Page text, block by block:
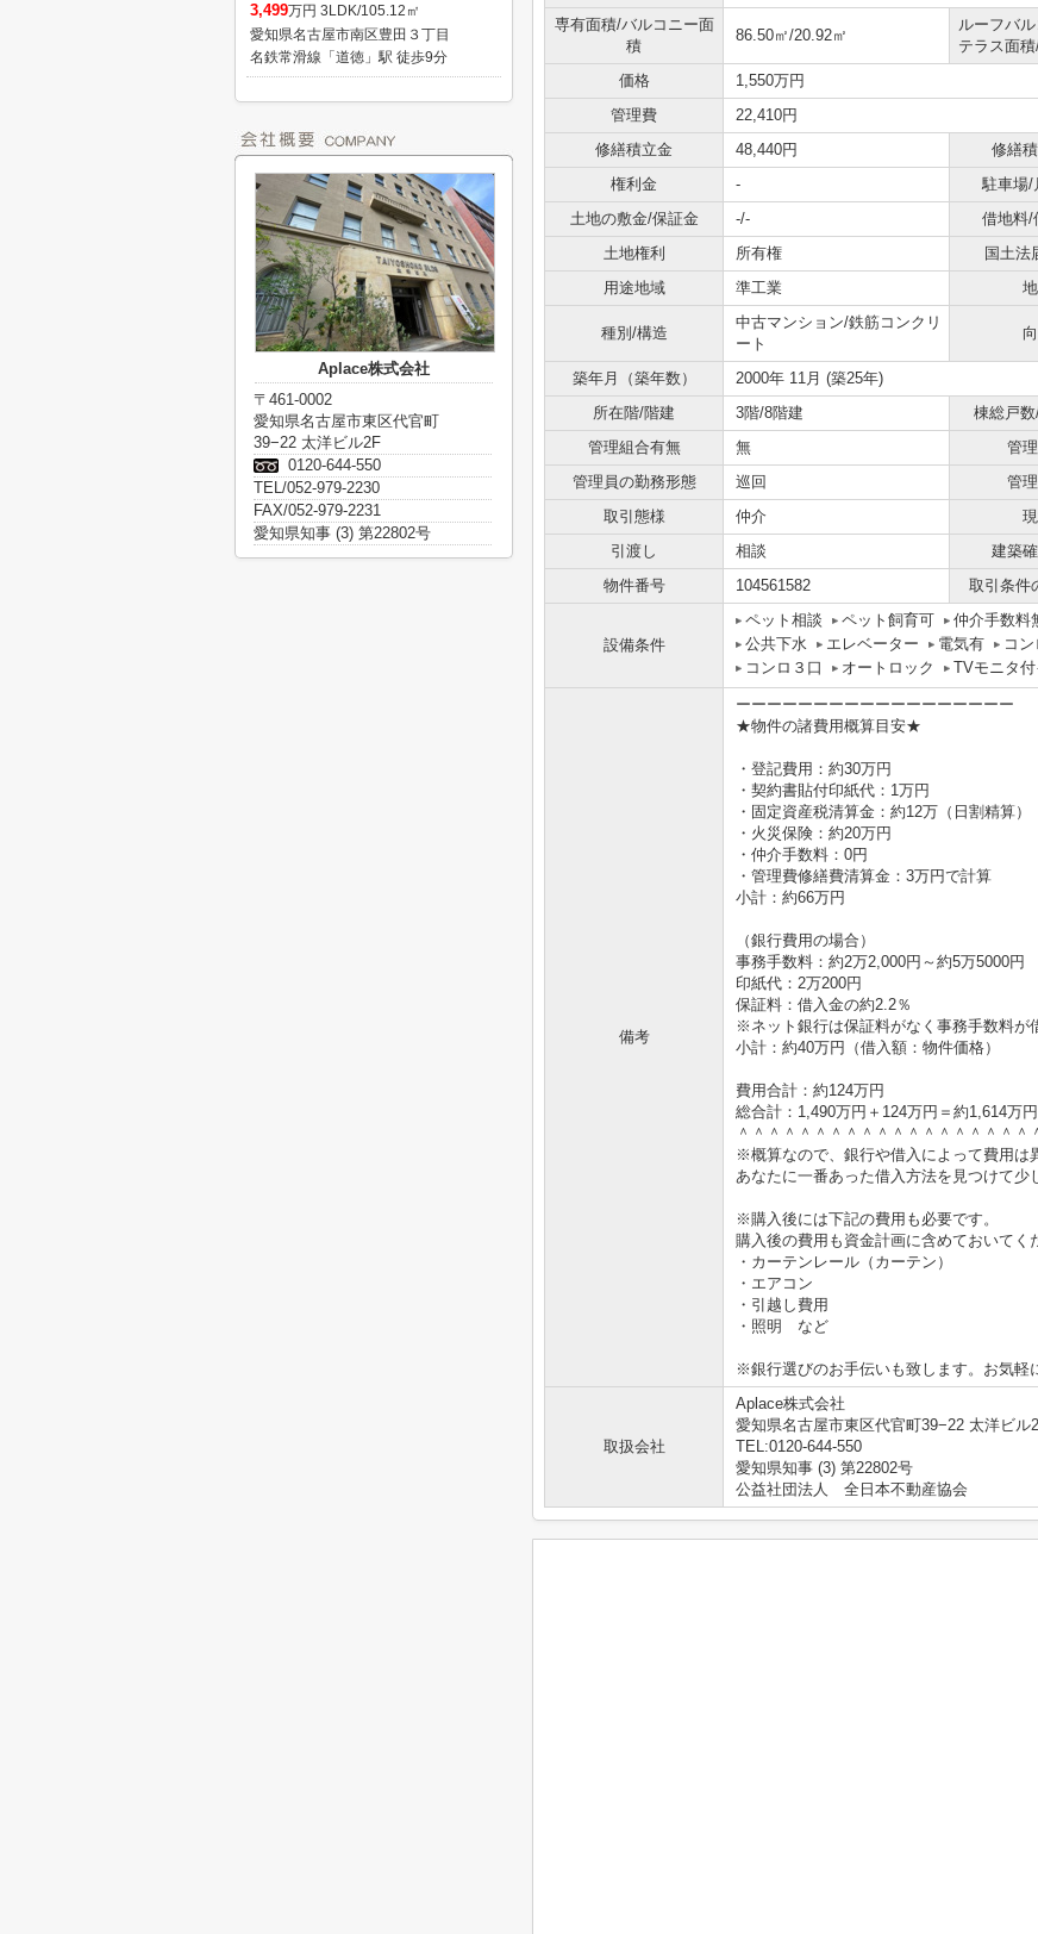
専有面積/バルコニー面
積
86.50㎡/20.92㎡
ルーフバ
テラス面
価格
1,550万円
管理費
22,410円
修繕積立金
48,440円 修繕
権利金
- 駐車場/
土地の敷金/保証金
-/- 借地料/
土地権利
所有権 国土法
用途地域
準工業
種別/構造
中古マンション/鉄筋コンクリ
ート
築年月（築年数）
2000年 11月 (築25年)
所在階/階建
3階/8階建 棟総戸
管理組合有無
無 管
管理員の勤務形態
巡回 管
取引態様
仲介
引渡し
相談 建築
物件番号
104561582 取引条件
設備条件
ペット相談 ペット飼育可 仲介手数料
公共下水
エレベーター 電気有 コ
コンロ３口
オートロック TVモニタ
備考
ーーーーーーーーーーーーーーーーーー
★物件の諸費用概算目安★
・登記費用：約30万円
・契約書貼付印紙代：1万円
・固定資産税清算金：約12万（日割精算）
・火災保険：約20万円
・仲介手数料：0円
・管理費修繕費清算金：3万円で計算
小計：約66万円
（銀行費用の場合）
事務手数料：約2万2,000円～約5万5000円
印紙代：2万200円
保証料：借入金の約2.2％
※ネット銀行は保証料がなく事務手数料が
小計：約40万円（借入額：物件価格）
費用合計：約124万円
総合計：1,490万円＋124万円＝約1,614万
＾＾＾＾＾＾＾＾＾＾＾＾＾＾＾＾＾＾＾
※概算なので、銀行や借入によって費用は
あなたに一番あった借入方法を見つけて少
※購入後には下記の費用も必要です。
購入後の費用も資金計画に含めておいてく
・カーテンレール（カーテン）
・エアコン
・引越し費用
・照明 など
※銀行選びのお手伝いも致します。お気軽
取扱会社
Aplace株式会社
愛知県名古屋市東区代官町39−22 太洋ビル
TEL:0120-644-550
愛知県知事 (3) 第22802号
公益社団法人 全日本不動産協会
3,499万円 3LDK/105.12㎡
愛知県名古屋市南区豊田３丁目
名鉄常滑線「道徳」駅 徒歩9分
Aplace株式会社
〒461-0002
愛知県名古屋市東区代官町
39−22 太洋ビル2F
0120-644-550
TEL/052-979-2230
FAX/052-979-2231
愛知県知事 (3) 第22802号